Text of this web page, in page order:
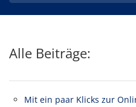
Alle Beiträge:
Mit ein paar Klicks zur